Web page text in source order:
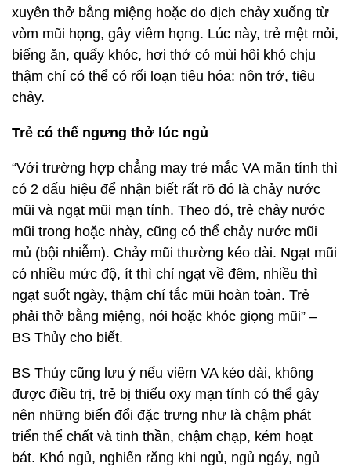
xuyên thở bằng miệng hoặc do dịch chảy xuống từ
vòm mũi họng, gây viêm họng. Lúc này, trẻ mệt mỏi,
biếng ăn, quấy khóc, hơi thở có mùi hôi khó chịu
thậm chí có thể có rối loạn tiêu hóa: nôn trớ, tiêu
chảy.
Trẻ có thể ngưng thở lúc ngủ
“Với trường hợp chẳng may trẻ mắc VA mãn tính thì
có 2 dấu hiệu để nhận biết rất rõ đó là chảy nước
mũi và ngạt mũi mạn tính. Theo đó, trẻ chảy nước
mũi trong hoặc nhày, cũng có thể chảy nước mũi
mủ (bội nhiễm). Chảy mũi thường kéo dài. Ngạt mũi
có nhiều mức độ, ít thì chỉ ngạt về đêm, nhiều thì
ngạt suốt ngày, thậm chí tắc mũi hoàn toàn. Trẻ
phải thở bằng miệng, nói hoặc khóc giọng mũi” –
BS Thủy cho biết.
BS Thủy cũng lưu ý nếu viêm VA kéo dài, không
được điều trị, trẻ bị thiếu oxy mạn tính có thể gây
nên những biến đổi đặc trưng như là chậm phát
triển thể chất và tinh thần, chậm chạp, kém hoạt
bát. Khó ngủ, nghiến răng khi ngủ, ngủ ngáy, ngủ